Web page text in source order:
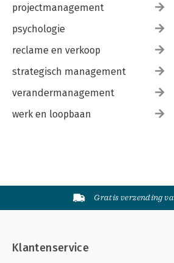
projectmanagement
psychologie
reclame en verkoop
strategisch management
verandermanagement
werk en loopbaan
Gratis verzending
Klantenservice